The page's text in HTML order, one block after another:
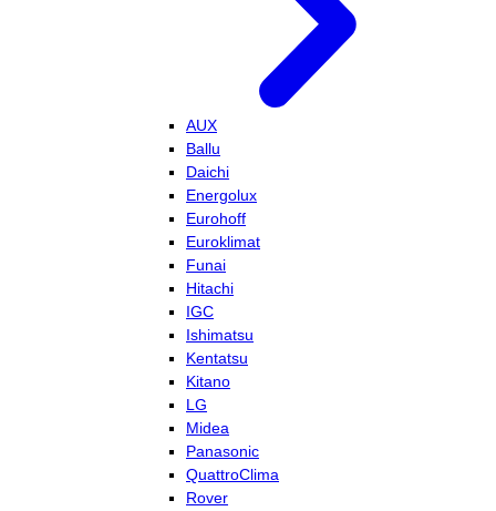
AUX
Ballu
Daichi
Energolux
Eurohoff
Euroklimat
Funai
Hitachi
IGC
Ishimatsu
Kentatsu
Kitano
LG
Midea
Panasonic
QuattroClima
Rover